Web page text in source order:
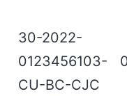
30-2022-
0123456103-
CU-BC-CJC